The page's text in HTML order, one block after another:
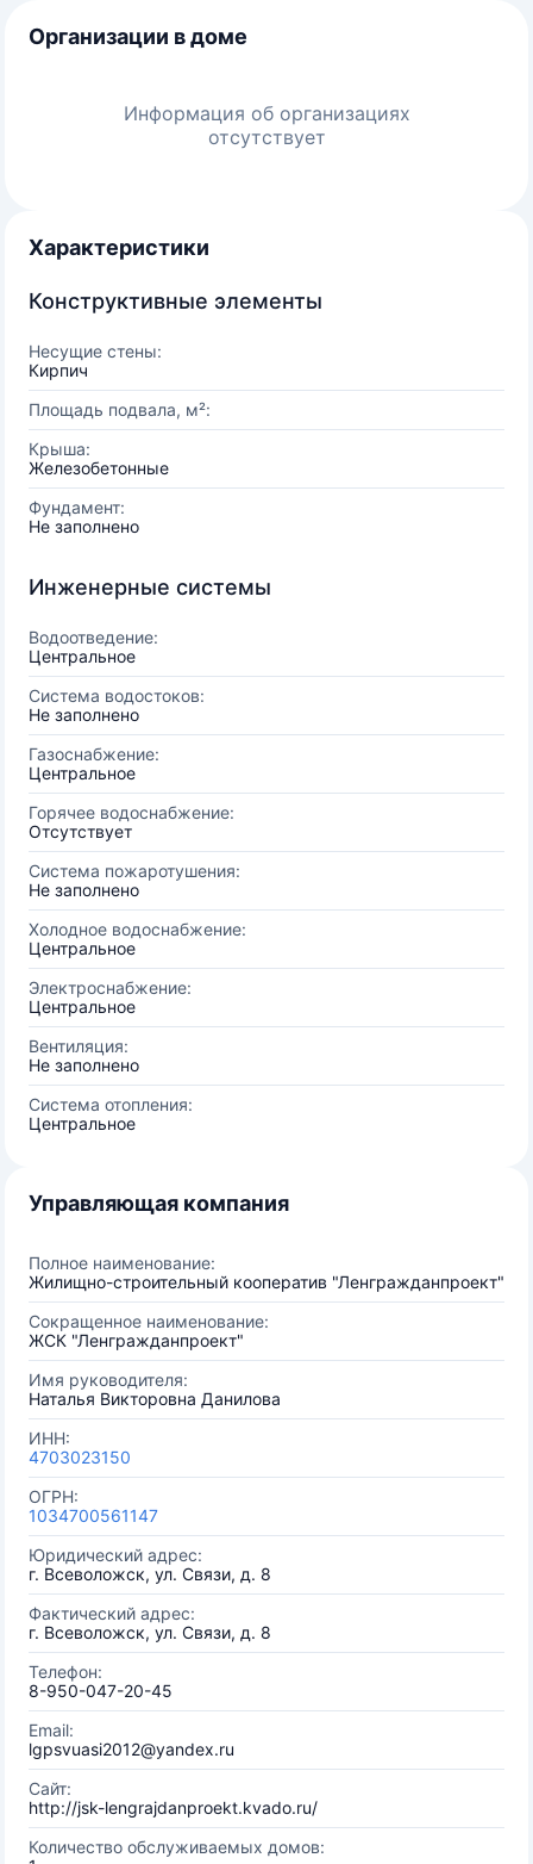
Организации в доме
Информация об организациях
отсутствует
Характеристики
Конструктивные элементы
Несущие стены:
Кирпич
Площадь подвала, м²:
Крыша:
Железобетонные
Фундамент:
Не заполнено
Инженерные системы
Водоотведение:
Центральное
Система водостоков:
Не заполнено
Газоснабжение:
Центральное
Горячее водоснабжение:
Отсутствует
Система пожаротушения:
Не заполнено
Холодное водоснабжение:
Центральное
Электроснабжение:
Центральное
Вентиляция:
Не заполнено
Система отопления:
Центральное
Управляющая компания
Полное наименование:
Жилищно-строительный кооператив "Ленгражданпроект"
Сокращенное наименование:
ЖСК "Ленгражданпроект"
Имя руководителя:
Наталья Викторовна Данилова
ИНН:
4703023150
ОГРН:
1034700561147
Юридический адрес:
г. Всеволожск, ул. Связи, д. 8
Фактический адрес:
г. Всеволожск, ул. Связи, д. 8
Телефон:
8-950-047-20-45
Email:
lgpsvuasi2012@yandex.ru
Сайт:
http://jsk-lengrajdanproekt.kvado.ru/
Количество обслуживаемых домов: